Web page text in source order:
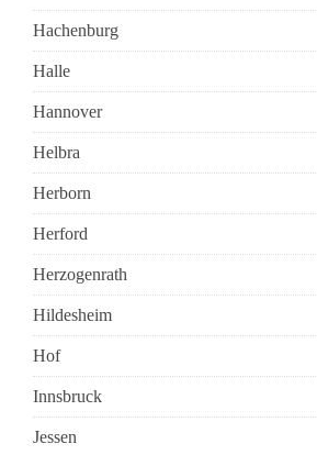
Hachenburg
Halle
Hannover
Helbra
Herborn
Herford
Herzogenrath
Hildesheim
Hof
Innsbruck
Jessen